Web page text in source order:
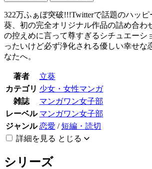
322万ふぁぼ突破!!!Twitterで話題のハッ
葵、初の完全オリジナル作品の詰め合わ
の控えめに言って尊すぎるシチュエーシ
ったいけど必ず浄化される優しい幸せな
なたへ。
著者
立葵
カテゴリ 少女・女性マンガ
雑誌
マンガワン女子部
レーベル マンガワン女子部
ジャンル 恋愛 /短編・読切
詳細を見る とじる
シリーズ